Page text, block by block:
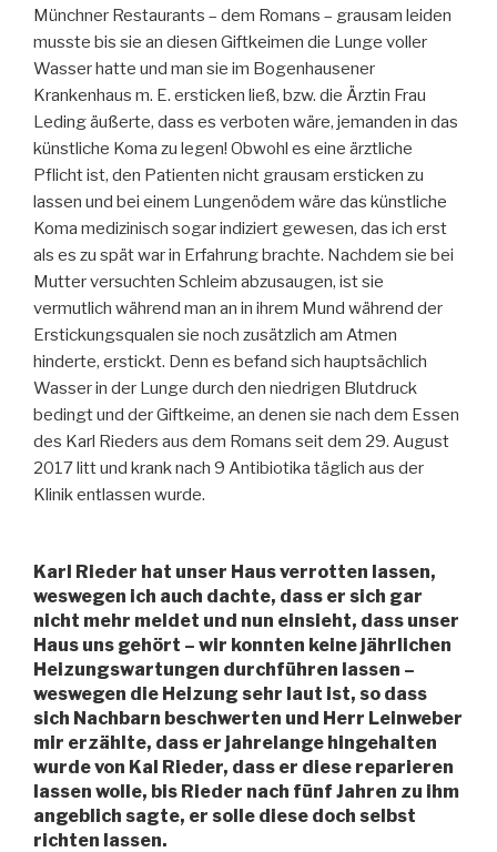
Münchner Restaurants – dem Romans – grausam leiden
musste bis sie an diesen Giftkeimen die Lunge voller
Wasser hatte und man sie im Bogenhausener
Krankenhaus m. E. ersticken ließ, bzw. die Ärztin Frau
Leding äußerte, dass es verboten wäre, jemanden in das
künstliche Koma zu legen! Obwohl es eine ärztliche
Pflicht ist, den Patienten nicht grausam ersticken zu
lassen und bei einem Lungenödem wäre das künstliche
Koma medizinisch sogar indiziert gewesen, das ich erst
als es zu spät war in Erfahrung brachte. Nachdem sie bei
Mutter versuchten Schleim abzusaugen, ist sie
vermutlich während man an in ihrem Mund während der
Erstickungsqualen sie noch zusätzlich am Atmen
hinderte, erstickt. Denn es befand sich hauptsächlich
Wasser in der Lunge durch den niedrigen Blutdruck
bedingt und der Giftkeime, an denen sie nach dem Essen
des Karl Rieders aus dem Romans seit dem 29. August
2017 litt und krank nach 9 Antibiotika täglich aus der
Klinik entlassen wurde.
Karl Rieder hat unser Haus verrotten lassen,
weswegen ich auch dachte, dass er sich gar
nicht mehr meldet und nun einsieht, dass unser
Haus uns gehört – wir konnten keine jährlichen
Heizungswartungen durchführen lassen –
weswegen die Heizung sehr laut ist, so dass
sich Nachbarn beschwerten und Herr Leinweber
mir erzählte, dass er jahrelange hingehalten
wurde von Kal Rieder, dass er diese reparieren
lassen wolle, bis Rieder nach fünf Jahren zu ihm
angeblich sagte, er solle diese doch selbst
richten lassen.